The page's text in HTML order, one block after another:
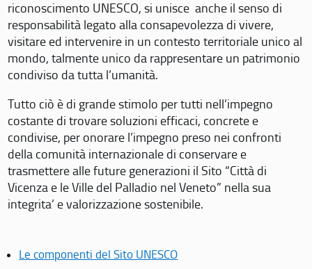
riconoscimento UNESCO, si unisce anche il senso di
responsabilità legato alla consapevolezza di vivere,
visitare ed intervenire in un contesto territoriale unico al
mondo, talmente unico da rappresentare un patrimonio
condiviso da tutta l’umanità.
Tutto ciò è di grande stimolo per tutti nell’impegno
costante di trovare soluzioni efficaci, concrete e
condivise, per onorare l’impegno preso nei confronti
della comunità internazionale di conservare e
trasmettere alle future generazioni il Sito “Città di
Vicenza e le Ville del Palladio nel Veneto” nella sua
integrita’ e valorizzazione sostenibile.
Le componenti del Sito UNESCO